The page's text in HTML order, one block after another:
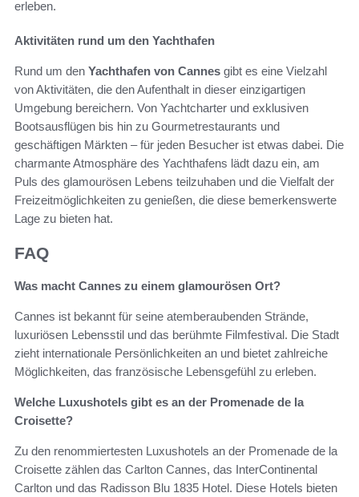
erleben.
Aktivitäten rund um den Yachthafen
Rund um den Yachthafen von Cannes gibt es eine Vielzahl
von Aktivitäten, die den Aufenthalt in dieser einzigartigen
Umgebung bereichern. Von Yachtcharter und exklusiven
Bootsausflügen bis hin zu Gourmetrestaurants und
geschäftigen Märkten – für jeden Besucher ist etwas dabei. Die
charmante Atmosphäre des Yachthafens lädt dazu ein, am
Puls des glamourösen Lebens teilzuhaben und die Vielfalt der
Freizeitmöglichkeiten zu genießen, die diese bemerkenswerte
Lage zu bieten hat.
FAQ
Was macht Cannes zu einem glamourösen Ort?
Cannes ist bekannt für seine atemberaubenden Strände,
luxuriösen Lebensstil und das berühmte Filmfestival. Die Stadt
zieht internationale Persönlichkeiten an und bietet zahlreiche
Möglichkeiten, das französische Lebensgefühl zu erleben.
Welche Luxushotels gibt es an der Promenade de la
Croisette?
Zu den renommiertesten Luxushotels an der Promenade de la
Croisette zählen das Carlton Cannes, das InterContinental
Carlton und das Radisson Blu 1835 Hotel. Diese Hotels bieten